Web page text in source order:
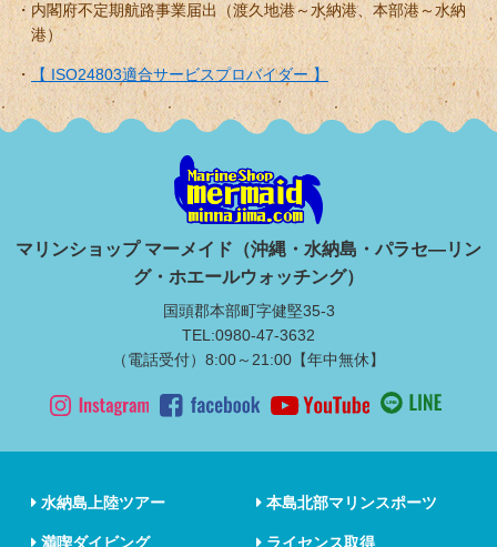
内閣府不定期航路事業届出（渡久地港～水納港、本部港～水納
港）
【 ISO24803適合サービスプロバイダー 】
マリンショップ マーメイド（沖縄・水納島・パラセ―リン
グ・ホエールウォッチング）
国頭郡本部町字健堅35-3
TEL:0980-47-3632
（電話受付）8:00～21:00【年中無休】
水納島上陸ツアー 本島北部マリンスポーツ
満喫ダイビング ライセンス取得